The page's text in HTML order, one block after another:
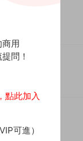
用
問！
點此加入
可進）